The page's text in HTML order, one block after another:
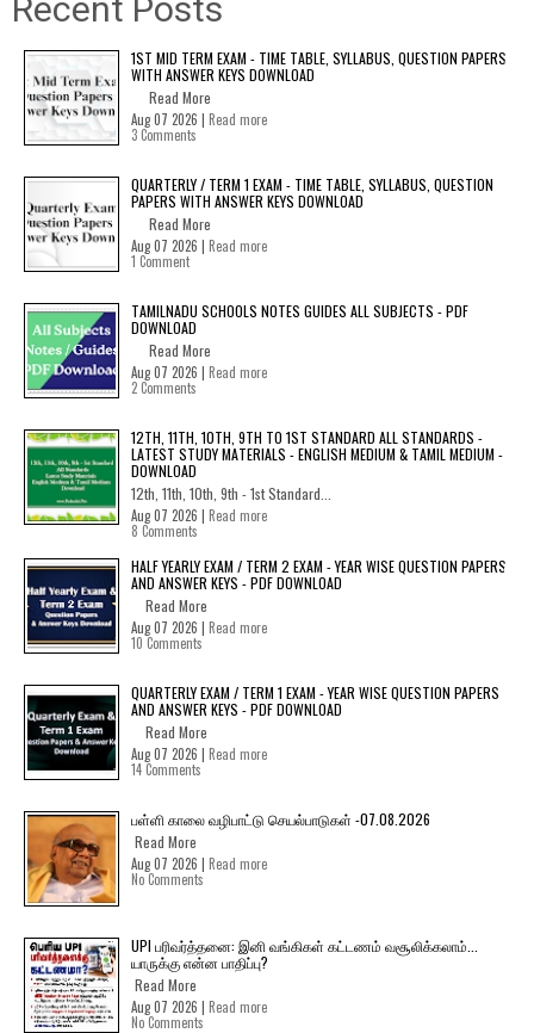
Recent Posts
1ST MID TERM EXAM - TIME TABLE, SYLLABUS, QUESTION PAPERS
WITH ANSWER KEYS DOWNLOAD
Read More
Aug 07 2026 | Read more
3 Comments
QUARTERLY / TERM 1 EXAM - TIME TABLE, SYLLABUS, QUESTION
PAPERS WITH ANSWER KEYS DOWNLOAD
Read More
Aug 07 2026 | Read more
1 Comment
TAMILNADU SCHOOLS NOTES GUIDES ALL SUBJECTS - PDF
DOWNLOAD
Read More
Aug 07 2026 | Read more
2 Comments
12TH, 11TH, 10TH, 9TH TO 1ST STANDARD ALL STANDARDS -
LATEST STUDY MATERIALS - ENGLISH MEDIUM & TAMIL MEDIUM -
DOWNLOAD
12th, 11th, 10th, 9th - 1st Standard...
Aug 07 2026 | Read more
8 Comments
HALF YEARLY EXAM / TERM 2 EXAM - YEAR WISE QUESTION PAPERS
AND ANSWER KEYS - PDF DOWNLOAD
Read More
Aug 07 2026 | Read more
10 Comments
QUARTERLY EXAM / TERM 1 EXAM - YEAR WISE QUESTION PAPERS
AND ANSWER KEYS - PDF DOWNLOAD
Read More
Aug 07 2026 | Read more
14 Comments
பள்ளி காலை வழிபாட்டு செயல்பாடுகள் -07.08.2026
Read More
Aug 07 2026 | Read more
No Comments
UPI பரிவர்த்தனை: இனி வங்கிகள் கட்டணம் வசூலிக்கலாம்...
யாருக்கு என்ன பாதிப்பு?
Read More
Aug 07 2026 | Read more
No Comments